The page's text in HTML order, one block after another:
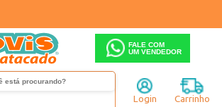
FALE COM
UM VENDEDOR
Login Carrinho
Bota Cano alto